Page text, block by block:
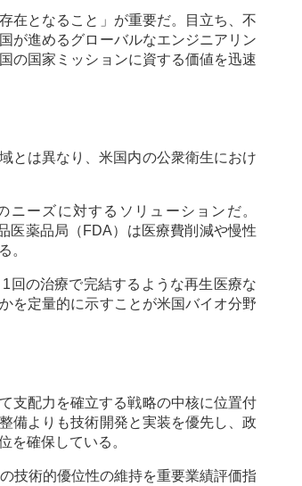
在となること」が重要だ。目立ち、不
が進めるグローバルなエンジニアリン
の国家ミッションに資する価値を迅速
とは異なり、米国内の公衆衛生におけ
ーズに対するソリューションだ。
医薬品局（FDA）は医療費削減や慢性
。
回の治療で完結するような再生医療な
を定量的に示すことが米国バイオ分野
支配力を確立する戦略の中核に位置付
備よりも技術開発と実装を優先し、政
を確保している。
技術的優位性の維持を重要業績評価指